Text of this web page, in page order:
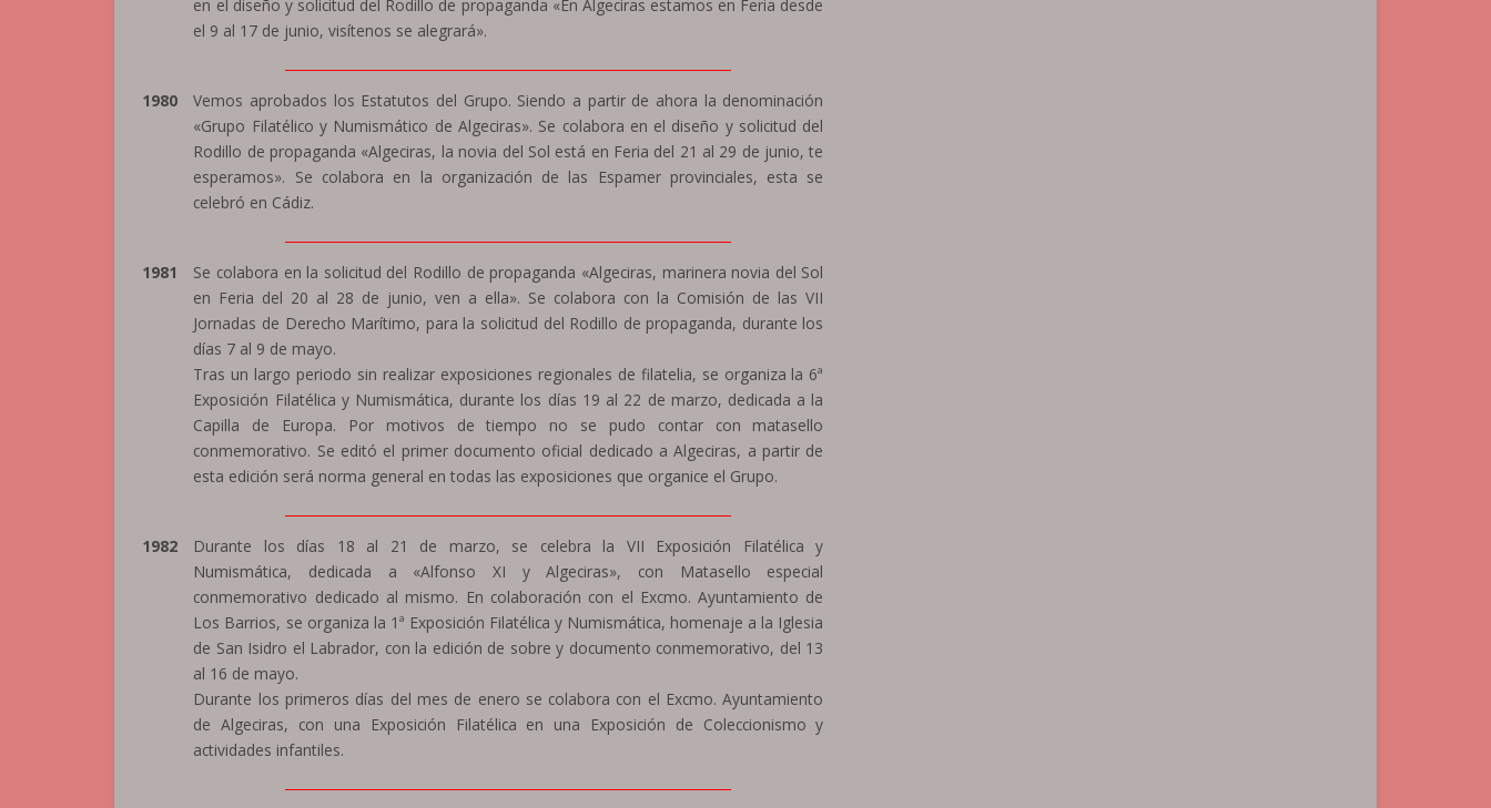
en el diseño y solicitud del Rodillo de propaganda «En Algeciras estamos en Feria desde
el 9 al 17 de junio, visítenos se alegrará».
1980
Vemos aprobados los Estatutos del Grupo. Siendo a partir de ahora la denominación
«Grupo Filatélico y Numismático de Algeciras». Se colabora en el diseño y solicitud del
Rodillo de propaganda «Algeciras, la novia del Sol está en Feria del 21 al 29 de junio, te
esperamos». Se colabora en la organización de las Espamer provinciales, esta se
celebró en Cádiz.
1981
Se colabora en la solicitud del Rodillo de propaganda «Algeciras, marinera novia del Sol
en Feria del 20 al 28 de junio, ven a ella». Se colabora con la Comisión de las VII
Jornadas de Derecho Marítimo, para la solicitud del Rodillo de propaganda, durante los
días 7 al 9 de mayo.
Tras un largo periodo sin realizar exposiciones regionales de filatelia, se organiza la 6ª
Exposición Filatélica y Numismática, durante los días 19 al 22 de marzo, dedicada a la
Capilla de Europa. Por motivos de tiempo no se pudo contar con matasello
conmemorativo. Se editó el primer documento oficial dedicado a Algeciras, a partir de
esta edición será norma general en todas las exposiciones que organice el Grupo.
1982
Durante los días 18 al 21 de marzo, se celebra la VII Exposición Filatélica y
Numismática, dedicada a «Alfonso XI y Algeciras», con Matasello especial
conmemorativo dedicado al mismo. En colaboración con el Excmo. Ayuntamiento de
Los Barrios, se organiza la 1ª Exposición Filatélica y Numismática, homenaje a la Iglesia
de San Isidro el Labrador, con la edición de sobre y documento conmemorativo, del 13
al 16 de mayo.
Durante los primeros días del mes de enero se colabora con el Excmo. Ayuntamiento
de Algeciras, con una Exposición Filatélica en una Exposición de Coleccionismo y
actividades infantiles.